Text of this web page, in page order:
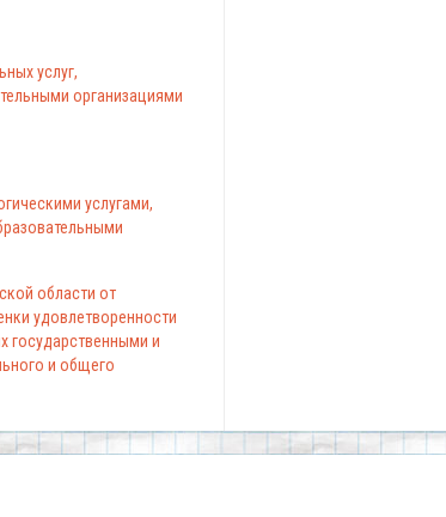
услуг,
организациями
услугами,
области от
удовлетворенности
государственными и
и общего